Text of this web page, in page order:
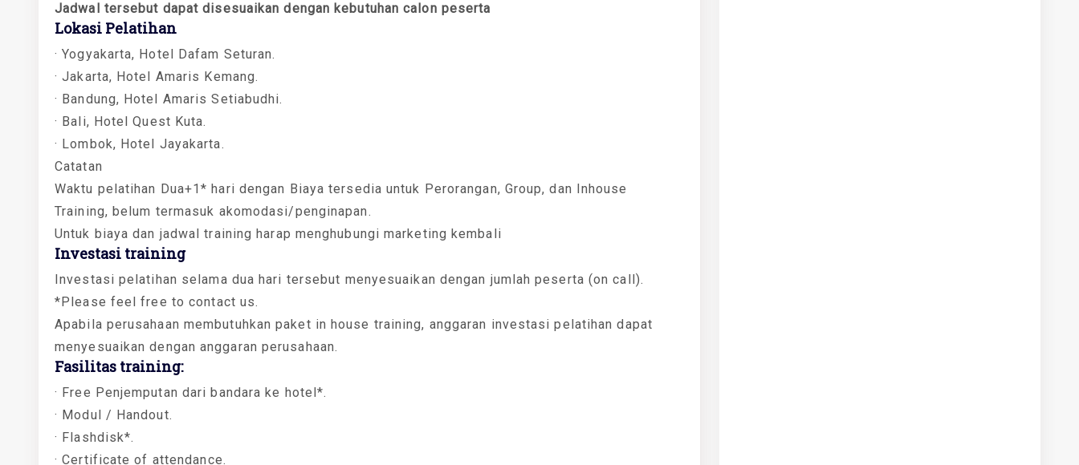
Jadwal tersebut dapat disesuaikan dengan kebutuhan calon peserta
Lokasi Pelatihan
· Yogyakarta, Hotel Dafam Seturan.
· Jakarta, Hotel Amaris Kemang.
· Bandung, Hotel Amaris Setiabudhi.
· Bali, Hotel Quest Kuta.
· Lombok, Hotel Jayakarta.
Catatan
Waktu pelatihan Dua+1* hari dengan Biaya tersedia untuk Perorangan, Group, dan Inhouse
Training, belum termasuk akomodasi/penginapan.
Untuk biaya dan jadwal training harap menghubungi marketing kembali
Investasi training
Investasi pelatihan selama dua hari tersebut menyesuaikan dengan jumlah peserta (on call).
*Please feel free to contact us.
Apabila perusahaan membutuhkan paket in house training, anggaran investasi pelatihan dapat
menyesuaikan dengan anggaran perusahaan.
Fasilitas training:
· Free Penjemputan dari bandara ke hotel*.
· Modul / Handout.
· Flashdisk*.
· Certificate of attendance.